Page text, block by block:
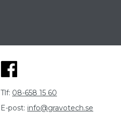
Tlf: 08-658 15 60
E-post: info@gravotech.se